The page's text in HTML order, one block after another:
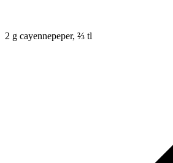
2 g cayennepeper, ⅔ tl